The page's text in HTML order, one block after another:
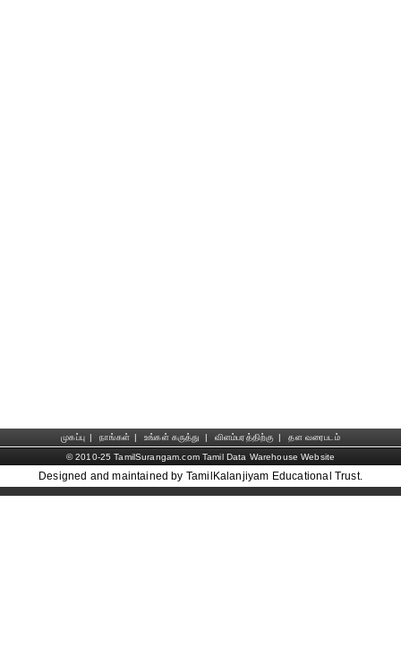
முகப்பு | நாங்கள் | உங்கள் கருத்து | விளம்பரத்திற்கு |
தள வரைபடம்
© 2010-25 TamilSurangam.com Tamil Data Warehouse Website
Designed and maintained by TamilKalanjiyam Educational Trust.